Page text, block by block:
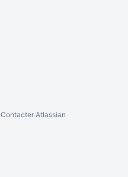
Contacter Atlassian